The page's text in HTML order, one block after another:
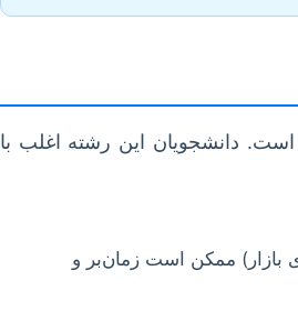
است. دانشجویان این رشته اغلب با
بازار) ممکن است زمان‌بر و